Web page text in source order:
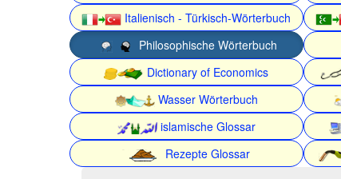
Italienisch - Türkisch-Wörterbuch
Philosophische Wörterbuch
Dictionary of Economics
Wasser Wörterbuch
islamische Glossar
Rezepte Glossar